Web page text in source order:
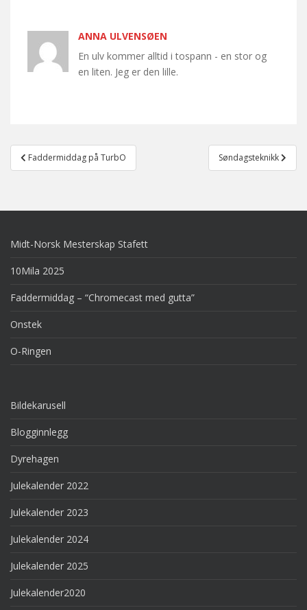
ANNA ULVENSØEN
En ulv kommer alltid i tospann - en stor og
en liten. Jeg er den lille.
Post
navigation
Faddermiddag på TurbO Søndagsteknikk
Midt-Norsk Mesterskap Stafett
10Mila 2025
Faddermiddag – “Chromecast med gutta”
Onstek
O-Ringen
Bildekarusell
Blogginnlegg
Dyrehagen
Julekalender 2022
Julekalender 2023
Julekalender 2024
Julekalender 2025
Julekalender2020